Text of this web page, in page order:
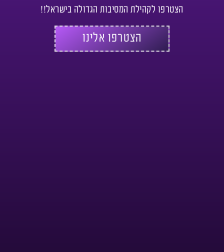
הצטרפו לקהילת המסיבות הגדולה בישראל!!
הצטרפו אלינו